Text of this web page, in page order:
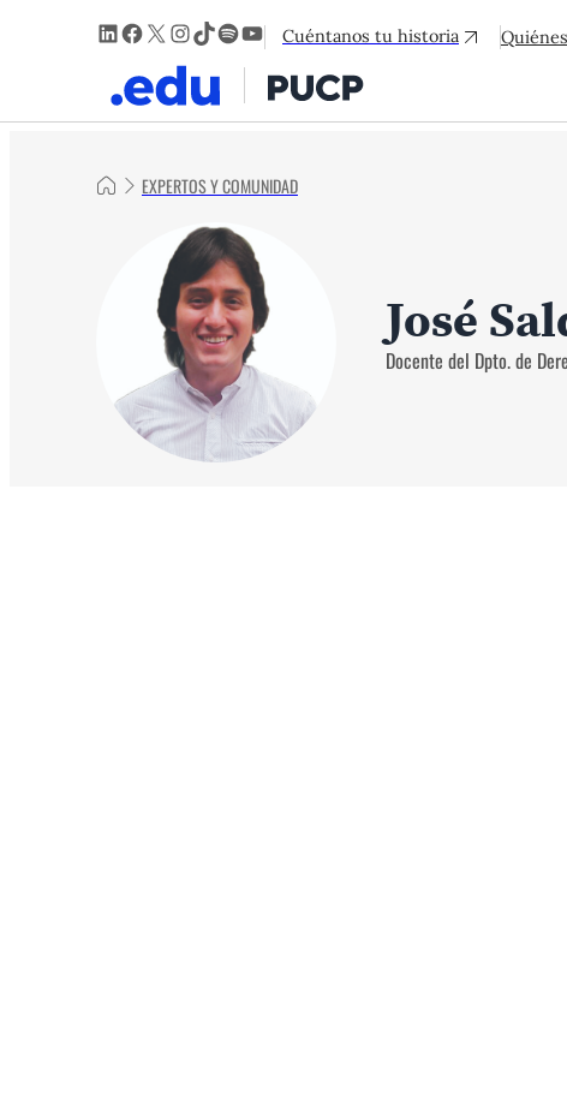
LinkedIn
Facebook
X Instagram
TikTok
Spotify
YouTube
Cuéntanos tu historia
EXPERTOS Y COMUNIDAD
José
Docente del Dpto. de